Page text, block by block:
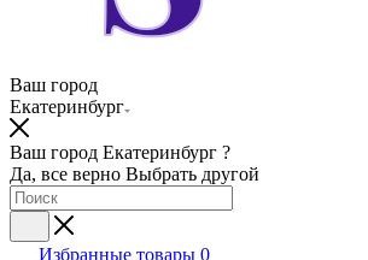
Ваш город
Екатеринбург
Ваш город Екатеринбург ?
Да, все верно Выбрать другой
Избранные товары 0